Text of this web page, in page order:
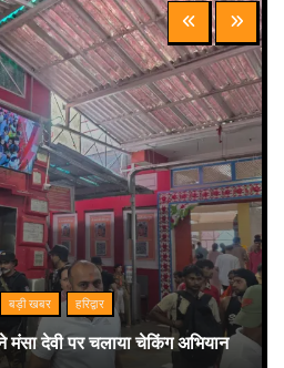
बड़ी खबर हरिद्वार
देवी पर चलाया चेकिंग अभियान